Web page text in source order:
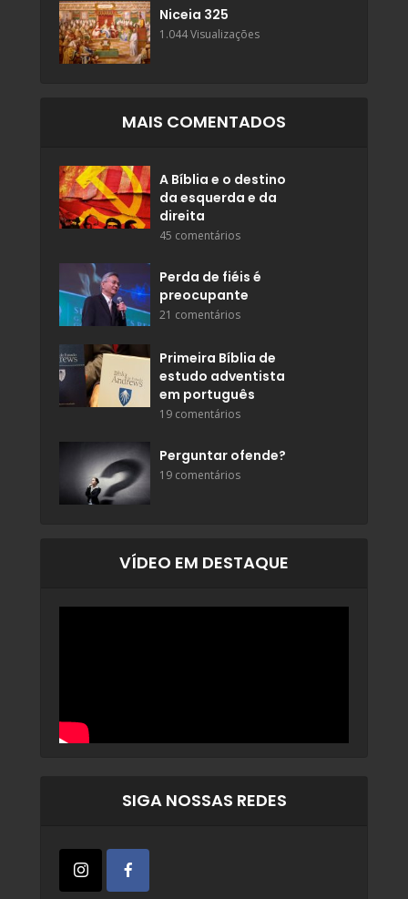
Niceia 325
1.044 Visualizações
MAIS COMENTADOS
A Bíblia e o destino
da esquerda e da
direita
45 comentários
Perda de fiéis é
preocupante
21 comentários
Primeira Bíblia de
estudo adventista
em português
19 comentários
Perguntar ofende?
19 comentários
VÍDEO EM DESTAQUE
SIGA NOSSAS REDES